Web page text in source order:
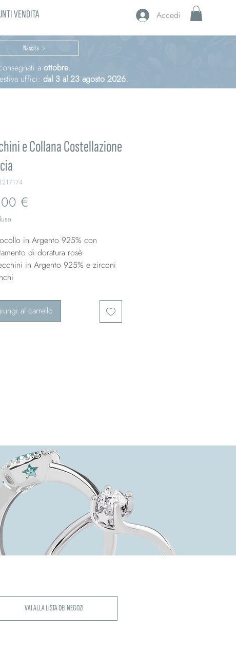
VENDITA Accedi
Nascita
a ottobre.
uffici: dal 3 al 23 agosto 2026.
e Collana Costellazione
€
in Argento 925% con
di doratura rosè
in Argento 925% e zirconi
al carrello
VAI ALLA LISTA DEI NEGOZI